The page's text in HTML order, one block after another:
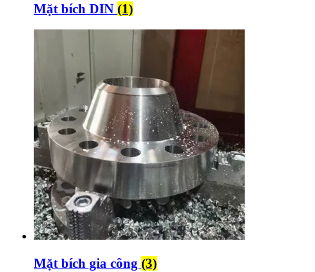
Mặt bích DIN (1)
Mặt bích gia công (3)